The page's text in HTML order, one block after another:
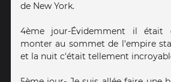
de New York.
4ème jour-Évidemment il était
monter au sommet de l'empire
et la nuit c'était tellement